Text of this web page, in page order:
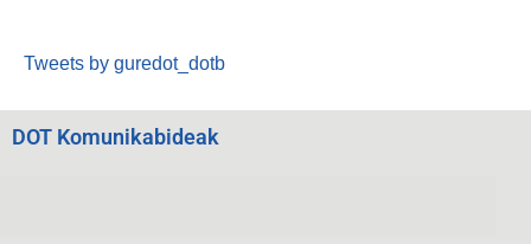
Tweets by guredot_dotb
DOT Komunikabideak